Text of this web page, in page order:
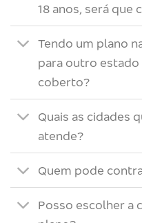
18 anos, será que
Tendo um plano
para outro
coberto?
Quais as cidades
atende?
Quem pode
Posso escolher a